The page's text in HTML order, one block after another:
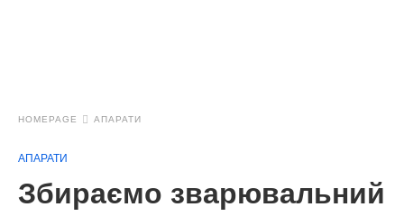
HOMEPAGE АПАРАТИ
АПАРАТИ
Збираємо зварювальний